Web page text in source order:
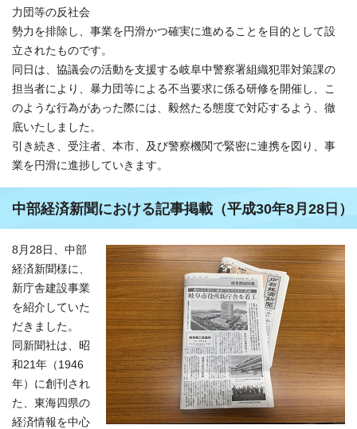
力団等の反社会
勢力を排除し、事業を円滑かつ確実に進めることを目的として設
立されたものです。
同日は、協議会の活動を支援する岐阜中警察署組織犯罪対策課の
担当者により、暴力団等による不当要求に係る研修を開催し、こ
のような行為があった際には、毅然たる態度で対応するよう、徹
底いたしました。
引き続き、受注者、本市、及び警察機関で緊密に連携を図り、事
業を円滑に進捗していきます。
中部経済新聞における記事掲載（平成30年8月28日）
8月28日、中部
経済新聞様に、
新庁舎建設事業
を紹介していた
だきました。
同新聞社は、昭
和21年（1946
年）に創刊され
た、東海四県の
経済情報を中心